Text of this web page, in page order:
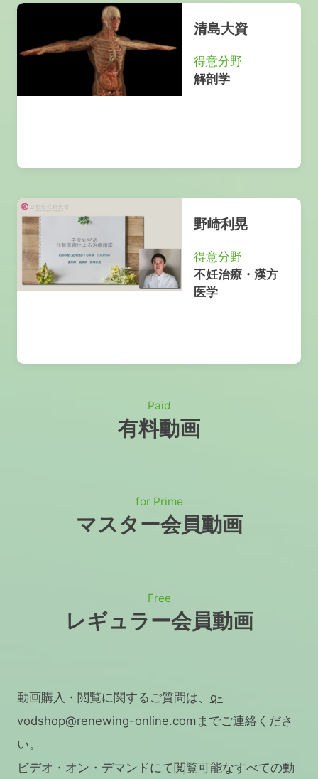
清島大資
得意分野
解剖学
野崎利晃
得意分野
不妊治療・漢方
医学
Paid
有料動画
for Prime
マスター会員動画
Free
レギュラー会員動画
動画購入・閲覧に関するご質問は、 q-
vodshop@renewing-online.com までご連絡くださ
い。
ビデオ・オン・デマンドにて閲覧可能なすべての動